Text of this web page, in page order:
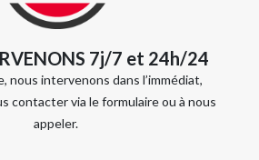
7j/7 et 24h/24
nous intervenons dans l’immédiat,
contacter via le formulaire ou à nous
appeler.